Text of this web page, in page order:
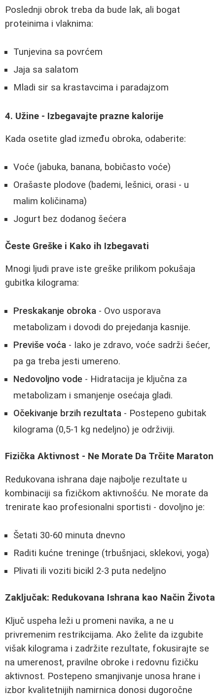
Poslednji obrok treba da bude lak, ali bogat
proteinima i vlaknima:
Tunjevina sa povrćem
Jaja sa salatom
Mladi sir sa krastavcima i paradajzom
4. Užine - Izbegavajte prazne kalorije
Kada osetite glad između obroka, odaberite:
Voće (jabuka, banana, bobičasto voće)
Orašaste plodove (bademi, lešnici, orasi - u
malim količinama)
Jogurt bez dodanog šećera
Česte Greške i Kako ih Izbegavati
Mnogi ljudi prave iste greške prilikom pokušaja
gubitka kilograma:
Preskakanje obroka - Ovo usporava
metabolizam i dovodi do prejedanja kasnije.
Previše voća - Iako je zdravo, voće sadrži šećer,
pa ga treba jesti umereno.
Nedovoljno vode - Hidratacija je ključna za
metabolizam i smanjenje osećaja gladi.
Očekivanje brzih rezultata - Postepeno gubitak
kilograma (0,5-1 kg nedeljno) je održiviji.
Fizička Aktivnost - Ne Morate Da Trčite Maraton
Redukovana ishrana daje najbolje rezultate u
kombinaciji sa fizičkom aktivnošću. Ne morate da
trenirate kao profesionalni sportisti - dovoljno je:
Šetati 30-60 minuta dnevno
Raditi kućne treninge (trbušnjaci, sklekovi, yoga)
Plivati ili voziti bicikl 2-3 puta nedeljno
Zaključak: Redukovana Ishrana kao Način Života
Ključ uspeha leži u promeni navika, a ne u
privremenim restrikcijama. Ako želite da izgubite
višak kilograma i zadržite rezultate, fokusirajte se
na umerenost, pravilne obroke i redovnu fizičku
aktivnost. Postepeno smanjivanje unosa hrane i
izbor kvalitetnijih namirnica donosi dugoročne